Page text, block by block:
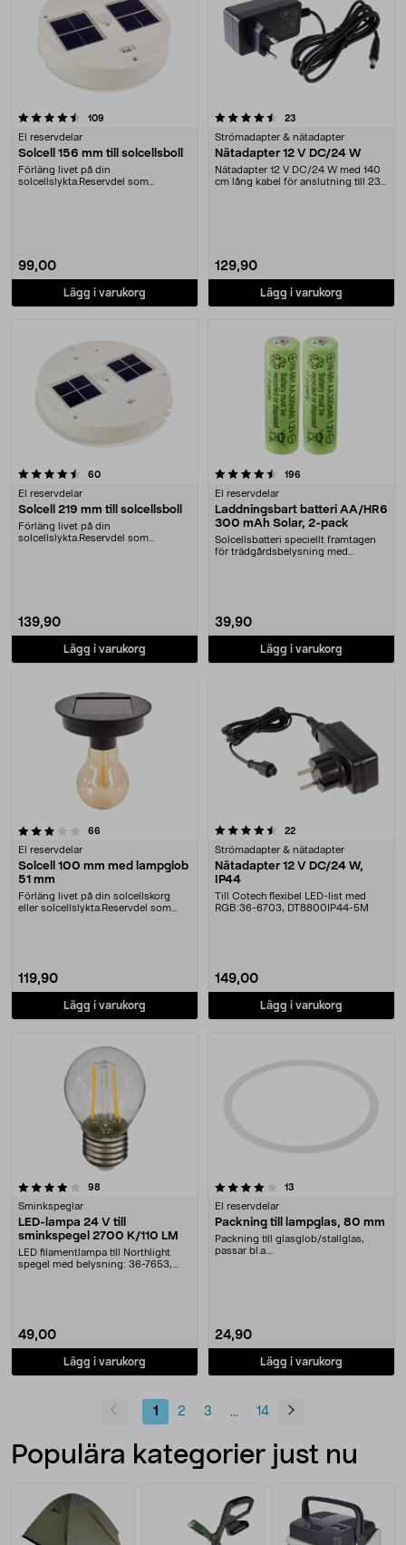
109
El reservdelar
Solcell 156 mm till solcellsboll
Förläng livet på din
solcellslykta.Reservdel som
99,00
Lägg i varukorg
4.5 av 5 stjärnor 23
Strömadapter & nätadapter
Nätadapter 12 V DC/24 W
Nätadapter 12 V DC/24 W med 140
cm lång kabel för anslutning till 230
129,90
Lägg i varukorg
60recensioner
El reservdelar
Solcell 219 mm till solcellsboll
Förläng livet på din
solcellslykta.Reservdel som
139,90
Lägg i varukorg
4.5 av 5 stjärnor 196
El reservdelar
Laddningsbart batteri AA/HR6
300 mAh Solar, 2-pack
Solcellsbatteri speciellt framtagen
för trädgårdsbelysning med
39,90
Lägg i varukorg
66
El reservdelar
Solcell 100 mm med lampglob
51 mm
Förläng livet på din solcellskorg
eller solcellslykta.Reservdel som
119,90
Lägg i varukorg
4.5 av 5 stjärnor 22recensioner
Strömadapter & nätadapter
Nätadapter 12 V DC/24 W,
IP44
Till Cotech flexibel LED-list med
RGB:36-6703, DT8800IP44-5M
149,00
Lägg i varukorg
98
Sminkspeglar
LED-lampa 24 V till
sminkspegel 2700 K/110 LM
LED filamentlampa till Northlight
spegel med belysning: 36-7653,
49,00
Lägg i varukorg
4.0 av 5 stjärnor 13
El reservdelar
Packning till lampglas, 80 mm
Packning till glasglob/stallglas,
passar bl.a.
24,90
Lägg i varukorg
1 2 3 ... 14
Populära kategorier just nu